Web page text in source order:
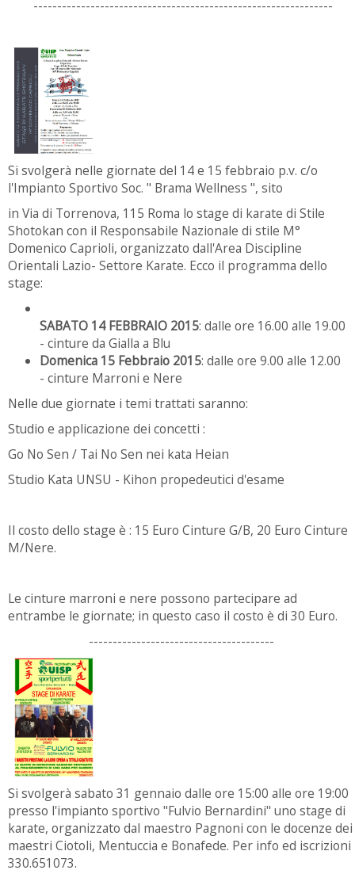
---------------------------------------------------------------
Si svolgerà nelle giornate del 14 e 15 febbraio p.v. c/o
l'Impianto Sportivo Soc. " Brama Wellness ", sito
in Via di Torrenova, 115 Roma lo stage di karate di Stile
Shotokan con il Responsabile Nazionale di stile M°
Domenico Caprioli, organizzato dall'Area Discipline
Orientali Lazio- Settore Karate. Ecco il programma dello
stage:
SABATO 14 FEBBRAIO 2015: dalle ore 16.00 alle 19.00
- cinture da Gialla a Blu
Domenica 15 Febbraio 2015: dalle ore 9.00 alle 12.00
- cinture Marroni e Nere
Nelle due giornate i temi trattati saranno:
Studio e applicazione dei concetti :
Go No Sen / Tai No Sen nei kata Heian
Studio Kata UNSU - Kihon propedeutici d'esame
Il costo dello stage è : 15 Euro Cinture G/B, 20 Euro Cinture
M/Nere.
Le cinture marroni e nere possono partecipare ad
entrambe le giornate; in questo caso il costo è di 30 Euro.
---------------------------------------
Si svolgerà sabato 31 gennaio dalle ore 15:00 alle ore 19:00
presso l'impianto sportivo "Fulvio Bernardini" uno stage di
karate, organizzato dal maestro Pagnoni con le docenze dei
maestri Ciotoli, Mentuccia e Bonafede. Per info ed iscrizioni
330.651073.